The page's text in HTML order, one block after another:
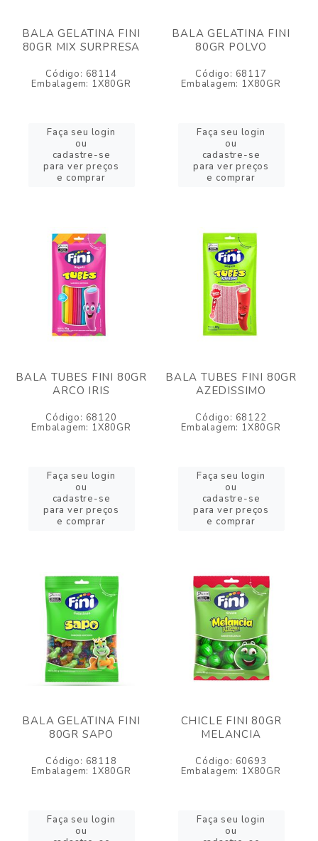
BALA GELATINA FINI
80GR MIX SURPRESA
Código: 68114
Embalagem: 1X80GR
Faça seu login
ou
cadastre-se
para ver preços
e comprar
BALA GELATINA FINI
80GR POLVO
Código: 68117
Embalagem: 1X80GR
Faça seu login
ou
cadastre-se
para ver preços
e comprar
BALA TUBES FINI 80GR
ARCO IRIS
Código: 68120
Embalagem: 1X80GR
Faça seu login
ou
cadastre-se
para ver preços
e comprar
BALA TUBES FINI 80GR
AZEDISSIMO
Código: 68122
Embalagem: 1X80GR
Faça seu login
ou
cadastre-se
para ver preços
e comprar
BALA GELATINA FINI
80GR SAPO
Código: 68118
Embalagem: 1X80GR
Faça seu login
ou
CHICLE FINI 80GR
MELANCIA
Código: 60693
Embalagem: 1X80GR
Faça seu login
ou